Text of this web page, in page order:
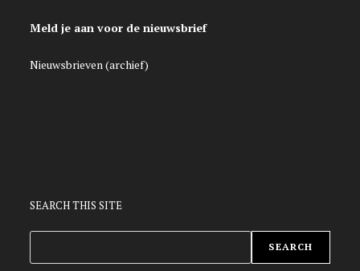
Meld je aan voor de nieuwsbrief
Nieuwsbrieven (archief)
SEARCH THIS SITE
SEARCH